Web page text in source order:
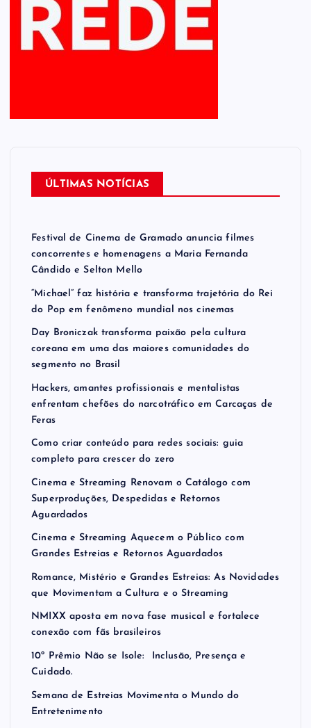
p
o
t
ÚLTIMAS NOTÍCIAS
Festival de Cinema de Gramado anuncia filmes
concorrentes e homenagens a Maria Fernanda
Cândido e Selton Mello
“Michael” faz história e transforma trajetória do Rei
do Pop em fenômeno mundial nos cinemas
Day Broniczak transforma paixão pela cultura
coreana em uma das maiores comunidades do
segmento no Brasil
Hackers, amantes profissionais e mentalistas
enfrentam chefões do narcotráfico em Carcaças de
Feras
Como criar conteúdo para redes sociais: guia
completo para crescer do zero
Cinema e Streaming Renovam o Catálogo com
Superproduções, Despedidas e Retornos
Aguardados
Cinema e Streaming Aquecem o Público com
Grandes Estreias e Retornos Aguardados
Romance, Mistério e Grandes Estreias: As Novidades
que Movimentam a Cultura e o Streaming
NMIXX aposta em nova fase musical e fortalece
conexão com fãs brasileiros
10º Prêmio Não se Isole: Inclusão, Presença e
Cuidado.
Semana de Estreias Movimenta o Mundo do
Entretenimento